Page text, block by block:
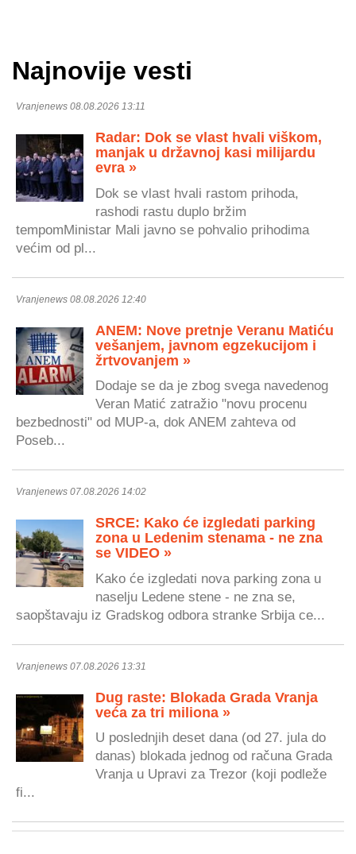
Najnovije vesti
Vranjenews 08.08.2026 13:11
Radar: Dok se vlast hvali viškom,
manjak u državnoj kasi milijardu
evra »
Dok se vlast hvali rastom prihoda,
rashodi rastu duplo bržim
tempomMinistar Mali javno se pohvalio prihodima
većim od pl...
Vranjenews 08.08.2026 12:40
ANEM: Nove pretnje Veranu Matiću
vešanjem, javnom egzekucijom i
žrtvovanjem »
Dodaje se da je zbog svega navedenog
Veran Matić zatražio "novu procenu
bezbednosti" od MUP-a, dok ANEM zahteva od
Poseb...
Vranjenews 07.08.2026 14:02
SRCE: Kako će izgledati parking
zona u Ledenim stenama - ne zna
se VIDEO »
Kako će izgledati nova parking zona u
naselju Ledene stene - ne zna se,
saopštavaju iz Gradskog odbora stranke Srbija ce...
Vranjenews 07.08.2026 13:31
Dug raste: Blokada Grada Vranja
veća za tri miliona »
U poslednjih deset dana (od 27. jula do
danas) blokada jednog od računa Grada
Vranja u Upravi za Trezor (koji podleže
fi...